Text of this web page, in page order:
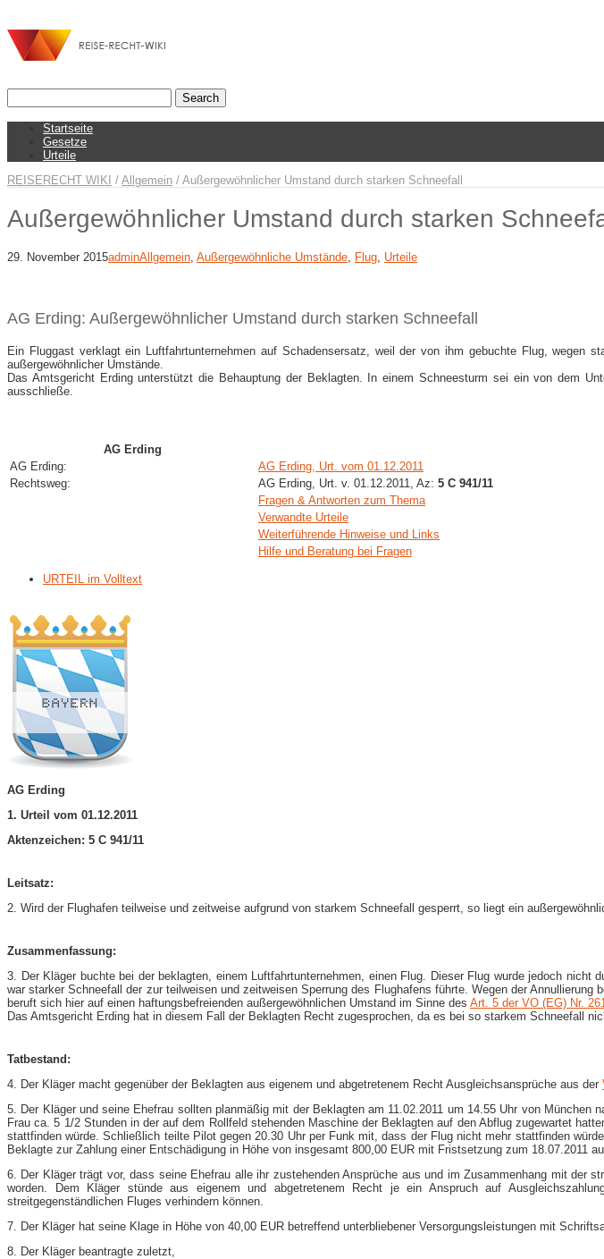
Startseite
Gesetze
Urteile
REISERECHT WIKI / Allgemein / Außergewöhnlicher Umstand durch starken Schneefall
Außergewöhnlicher Umstand durch starken
29. November 2015adminAllgemein Außergewöhnliche Umstände Flug Urteile
AG Erding: Außergewöhnlicher Umstand durch starken Schneefall
Ein Fluggast verklagt ein Luftfahrtunternehmen auf Schadensersatz, weil der von ihm gebuchte Flug, wegen
außergewöhnlicher Umstände.
Das Amtsgericht Erding unterstützt die Behauptung der Beklagten. In einem Schneesturm sei ein von dem
ausschließe.
AG Erding
AG Erding:
AG Erding, Urt. vom 01.12.2011
Rechtsweg:
AG Erding, Urt. v. 01.12.2011, Az: 5 C 941/11
Fragen & Antworten zum Thema
Verwandte Urteile
Weiterführende Hinweise und Links
Hilfe und Beratung bei Fragen
URTEIL im Volltext
AG Erding
1. Urteil vom 01.12.2011
Aktenzeichen: 5 C 941/11
Leitsatz:
2. Wird der Flughafen teilweise und zeitweise aufgrund von starkem Schneefall gesperrt, so liegt ein
Zusammenfassung:
3. Der Kläger buchte bei der beklagten, einem Luftfahrtunternehmen, einen Flug. Dieser Flug wurde jedoch
war starker Schneefall der zur teilweisen und zeitweisen Sperrung des Flughafens führte. Wegen der
beruft sich hier auf einen haftungsbefreienden außergewöhnlichen Umstand im Sinne des Art. 5 der VO (EG) Nr.
Das Amtsgericht Erding hat in diesem Fall der Beklagten Recht zugesprochen, da es bei so starkem Schneefall
Tatbestand:
4. Der Kläger macht gegenüber der Beklagten aus eigenem und abgetretenem Recht Ausgleichsansprüche aus der
5. Der Kläger und seine Ehefrau sollten planmäßig mit der Beklagten am 11.02.2011 um 14.55 Uhr von
Frau ca. 5 1/2 Stunden in der auf dem Rollfeld stehenden Maschine der Beklagten auf den Abflug zugewartet
stattfinden würde. Schließlich teilte Pilot gegen 20.30 Uhr per Funk mit, dass der Flug nicht mehr stattfinden
Beklagte zur Zahlung einer Entschädigung in Höhe von insgesamt 800,00 EUR mit Fristsetzung zum 18.07.2011
6. Der Kläger trägt vor, dass seine Ehefrau alle ihr zustehenden Ansprüche aus und im Zusammenhang mit der
worden. Dem Kläger stünde aus eigenem und abgetretenem Recht je ein Anspruch auf
streitgegenständlichen Fluges verhindern können.
7. Der Kläger hat seine Klage in Höhe von 40,00 EUR betreffend unterbliebener Versorgungsleistungen mit
8. Der Kläger beantragte zuletzt,